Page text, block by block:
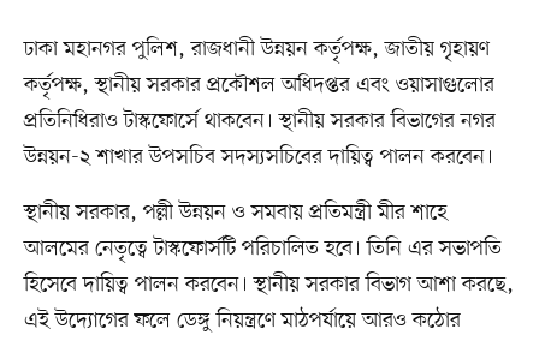
ঢাকা মহানগর পুলিশ, রাজধানী উন্নয়ন কর্তৃপক্ষ, জাতীয় গৃহায়ণ
কর্তৃপক্ষ, স্থানীয় সরকার প্রকৌশল অধিদপ্তর এবং ওয়াসাগুলোর
প্রতিনিধিরাও টাস্কফোর্সে থাকবেন। স্থানীয় সরকার বিভাগের নগর
উন্নয়ন-২ শাখার উপসচিব সদস্যসচিবের দায়িত্ব পালন করবেন।
স্থানীয় সরকার, পল্লী উন্নয়ন ও সমবায় প্রতিমন্ত্রী মীর শাহে
আলমের নেতৃত্বে টাস্কফোর্সটি পরিচালিত হবে। তিনি এর সভাপতি
হিসেবে দায়িত্ব পালন করবেন। স্থানীয় সরকার বিভাগ আশা করছে,
এই উদ্যোগের ফলে ডেঙ্গু নিয়ন্ত্রণে মাঠপর্যায়ে আরও কঠোর